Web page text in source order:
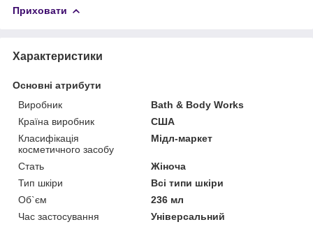
Приховати
Характеристики
Основні атрибути
Виробник
Bath & Body Works
Країна виробник
США
Класифікація
косметичного засобу
Мідл-маркет
Стать
Жіноча
Тип шкіри
Всі типи шкіри
Об`єм
236 мл
Час застосування
Універсальний